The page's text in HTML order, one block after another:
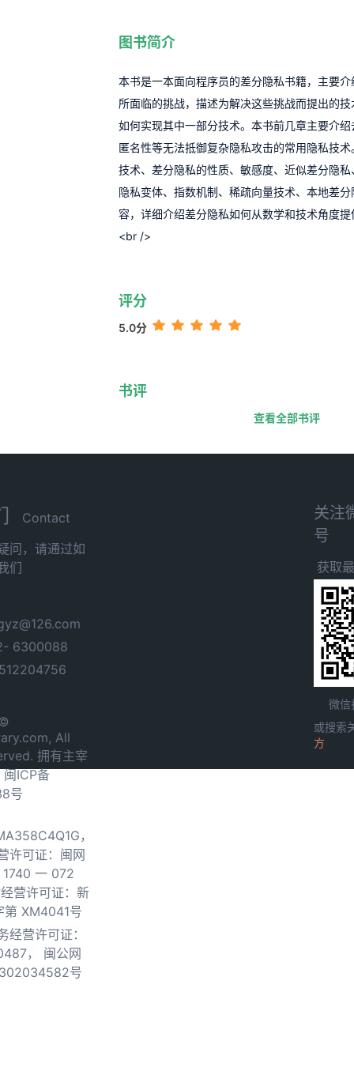
图书简介
本书是一本面向程序员的差分隐私书籍，主要
所面临的挑战，描述为解决这些挑战而提出的
如何实现其中一部分技术。本书前几章主要介
匿名性等无法抵御复杂隐私攻击的常用隐私技
技术、差分隐私的性质、敏感度、近似差分隐
隐私变体、指数机制、稀疏向量技术、本地差
容，详细介绍差分隐私如何从数学和技术角度
<br />
评分
5.0分
书评
查看全部书评
Contact
问，请通过如
们
6300088
All
拥有主宰
闽ICP备
号
，
许可证：闽网
一 072
营许可证：新
第 XM4041号
经营许可证：
，
闽公网
号
关注
号
获取
微信
或搜索
方